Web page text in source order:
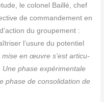
le colo­nel Baillé, chef
de com­man­de­ment en
du grou­pe­ment :
l’usure du poten­tiel
mise en œuvre s’est arti­cu­
. Une phase expé­ri­men­tale
phase de conso­li­da­tion de